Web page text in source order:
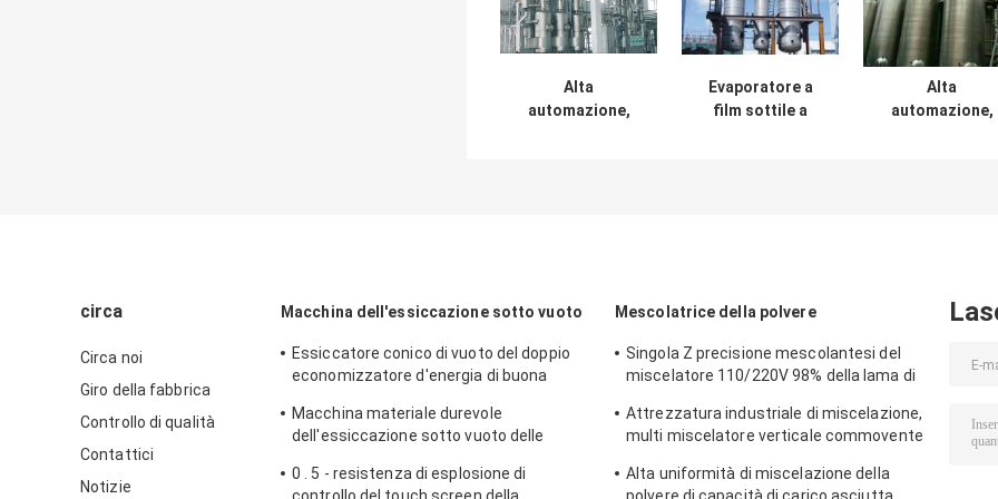
Alta
automazione,
Evaporatore a
film sottile a
Alta
automazione,
circa
Circa noi
Giro della fabbrica
Controllo di qualità
Contattici
Notizie
Macchina dell'essiccazione sotto vuoto
Essiccatore conico di vuoto del doppio
economizzatore d'energia di buona
Macchina materiale durevole
dell'essiccazione sotto vuoto delle
rispettosa dell'ambiente di Indust
0 . 5 - resistenza di esplosione di
Mescolatrice della polvere
Singola Z precisione mescolantesi del
miscelatore 110/220V 98% della lama di
Attrezzatura industriale di miscelazione,
multi miscelatore verticale commovente
Alta uniformità di miscelazione della